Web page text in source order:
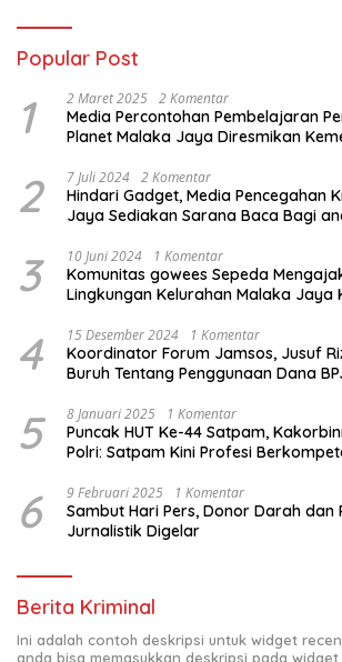
Popular Post
1 2 Maret 2025 2 Komentar
Media Percontohan Pembelajaran
Planet Malaka Jaya Diresmikan
2 7 Juli 2024 2 Komentar
Hindari Gadget, Media Pencegahan
Jaya Sediakan Sarana Baca Bagi
3 10 Juni 2024 1 Komentar
Komunitas gowees Sepeda
Lingkungan Kelurahan Malaka Jaya
4 15 Desember 2024 1 Komentar
Koordinator Forum Jamsos, Jusuf
Buruh Tentang Penggunaan Dana
5 8 Januari 2025 1 Komentar
Puncak HUT Ke-44 Satpam,
Polri: Satpam Kini Profesi
6 9 Februari 2025 1 Komentar
Sambut Hari Pers, Donor Darah dan
Jurnalistik Digelar
Berita Kriminal
Ini adalah contoh deskripsi untuk widget
anda bisa memasukkan deskripsi pada widget